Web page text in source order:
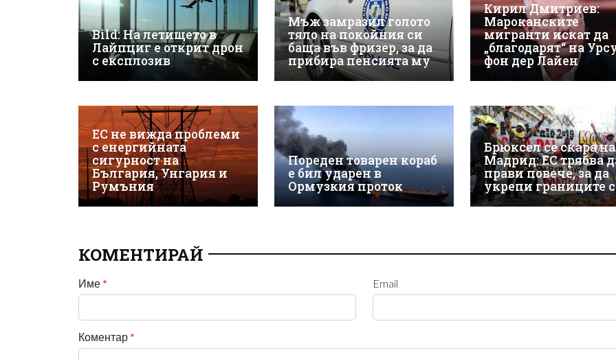
Bild: На летището в
Лайпциг е открит дрон
с експлозив
Мъж замразил голото
тяло на покойния си
баща във фризер, за да
прибира пенсията му
Кирил Дмитриев:
Мароканските
мигранти искат да
„благодарят“ на
фон дер Лайен
ЕС не вижда проблеми
с енергийната
сигурност на
България, Унгария и
Румъния
Пореден товарен кораб
е бил ударен в
Ормузкия проток
Брюксел се скара на
Мадрид: ЕС трябва
прави повече, за да
укрепи границите
КОМЕНТИРАЙ
Име * Email
Коментар *